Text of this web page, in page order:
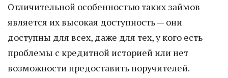
Отличительной особенностью таких займов
является их высокая доступность — они
доступны для всех, даже для тех, у кого есть
проблемы с кредитной историей или нет
возможности предоставить поручителей.